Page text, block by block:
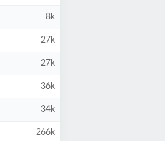
8k
27k
27k
36k
34k
266k